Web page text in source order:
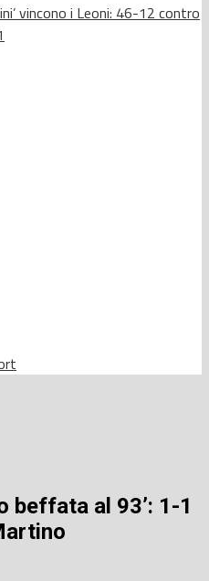
vincono i Leoni: 46-12 contro
beffata al 93’: 1-1